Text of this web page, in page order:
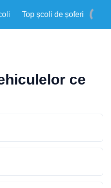
Top școli de șoferi
ce